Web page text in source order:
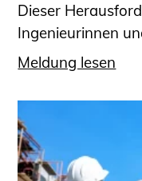
Dieser
Ingenieurinnen
Meldung lesen